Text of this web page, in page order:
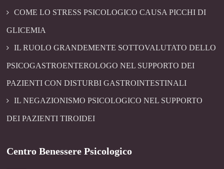
COME LO STRESS PSICOLOGICO CAUSA PICCHI DI
GLICEMIA
IL RUOLO GRANDEMENTE SOTTOVALUTATO DELLO
PSICOGASTROENTEROLOGO NEL SUPPORTO DEI
PAZIENTI CON DISTURBI GASTROINTESTINALI
IL NEGAZIONISMO PSICOLOGICO NEL SUPPORTO
DEI PAZIENTI TIROIDEI
Centro Benessere Psicologico